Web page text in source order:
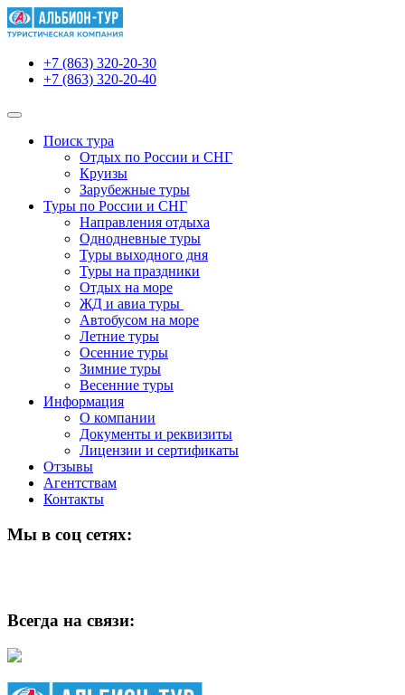
+7 (863) 320-20-30
+7 (863) 320-20-40
Поиск тура
Отдых по России и СНГ
Круизы
Зарубежные туры
Туры по России и СНГ
Направления отдыха
Однодневные туры
Туры выходного дня
Туры на праздники
Отдых на море
ЖД и авиа туры
Автобусом на море
Летние туры
Осенние туры
Зимние туры
Весенние туры
Информация
О компании
Документы и реквизиты
Лицензии и сертификаты
Отзывы
Агентствам
Контакты
Мы в соц сетях:
Всегда на связи: